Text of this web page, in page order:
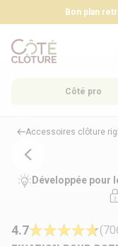
Bon plan
Côté pro
Accessoires clôture
4.7
Développée pour